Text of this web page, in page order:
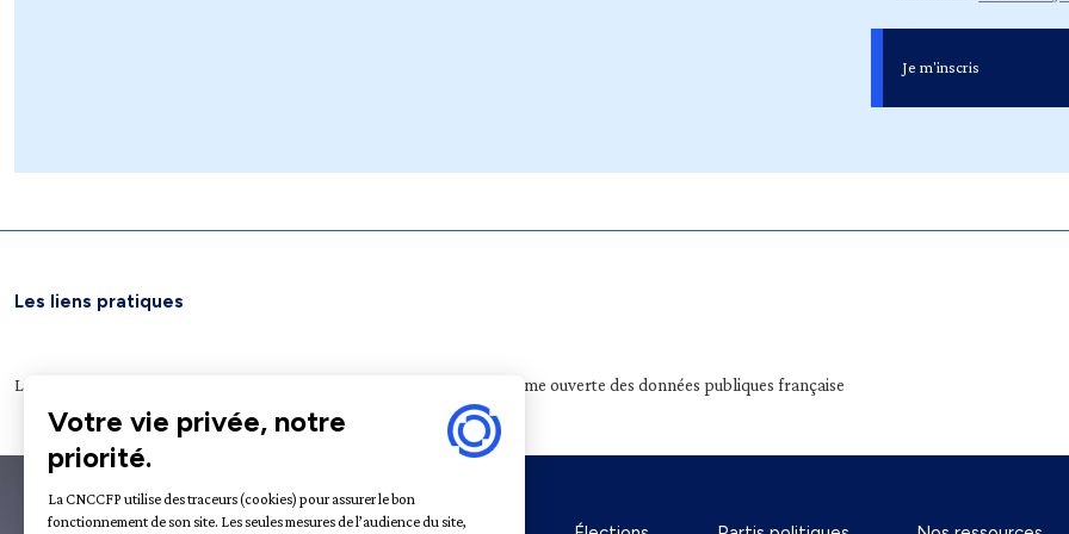
Je m'inscris
Les liens pratiques
Légifrance Plateforme ouverte des données publiques française